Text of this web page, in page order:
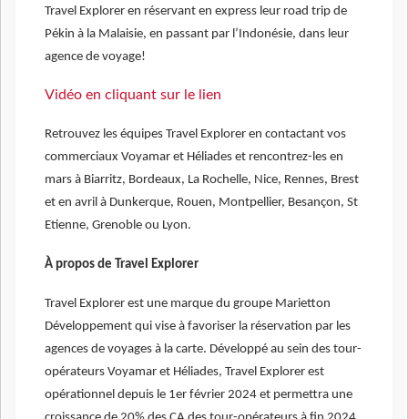
Travel Explorer en réservant en express leur road trip de
Pékin à la Malaisie, en passant par l’Indonésie, dans leur
agence de voyage!
Vidéo en cliquant sur le lien
Retrouvez les équipes Travel Explorer en contactant vos
commerciaux Voyamar et Héliades et rencontrez-les en
mars à Biarritz, Bordeaux, La Rochelle, Nice, Rennes, Brest
et en avril à Dunkerque, Rouen, Montpellier, Besançon, St
Etienne, Grenoble ou Lyon.
À propos de Travel Explorer
Travel Explorer est une marque du groupe Marietton
Développement qui vise à favoriser la réservation par les
agences de voyages à la carte. Développé au sein des tour-
opérateurs Voyamar et Héliades, Travel Explorer est
opérationnel depuis le 1er février 2024 et permettra une